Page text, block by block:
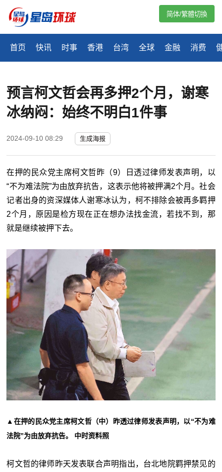
首页 快讯 时事 香港 台湾 全球 金融 消费
简体/繁體切換
预言柯文哲会再多押2个月，谢寒
冰纳闷：始终不明白1件事
2024-09-10 08:29 生成海报
在押的民众党主席柯文哲昨（9）日透过律师发表声明，以
“不为难法院”为由放弃抗告，这表示他将被押满2个月。社会
记者出身的资深媒体人谢寒冰认为，柯不排除会被再多羁押
2个月，原因是检方现在正在想办法找金流，若找不到，那
就是继续被押下去。
▲在押的民众党主席柯文哲（中）昨透过律师发表声明，以“不为难
法院”为由放弃抗告。 中时资料照
柯文哲的律师昨天发表联合声明指出，台北地院羁押禁见的